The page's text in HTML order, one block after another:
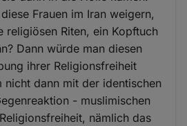
Frauen im Iran weigern,
religiösen Riten, ein Kopftuch
Dann würde man diesen
ihrer Religionsfreiheit
nicht dann mit der identischen
- muslimischen
nämlich das